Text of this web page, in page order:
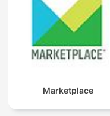
Marketplace